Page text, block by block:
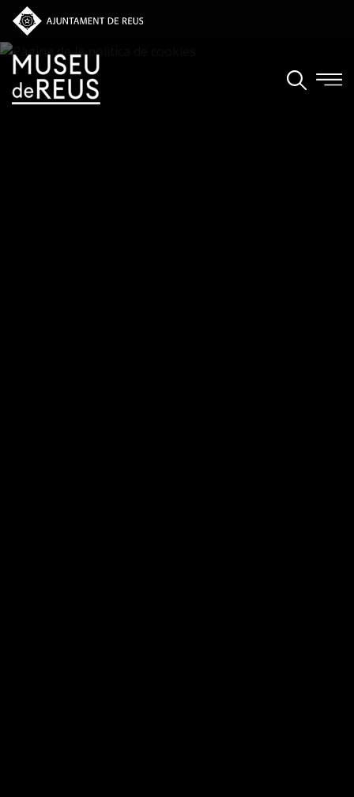
Vés al contingut